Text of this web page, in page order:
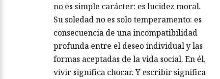
no es simple carácter: es lucidez moral.
Su soledad no es solo temperamento: es
consecuencia de una incompatibilidad
profunda entre el deseo individual y las
formas aceptadas de la vida social. En él,
vivir significa chocar. Y escribir significa